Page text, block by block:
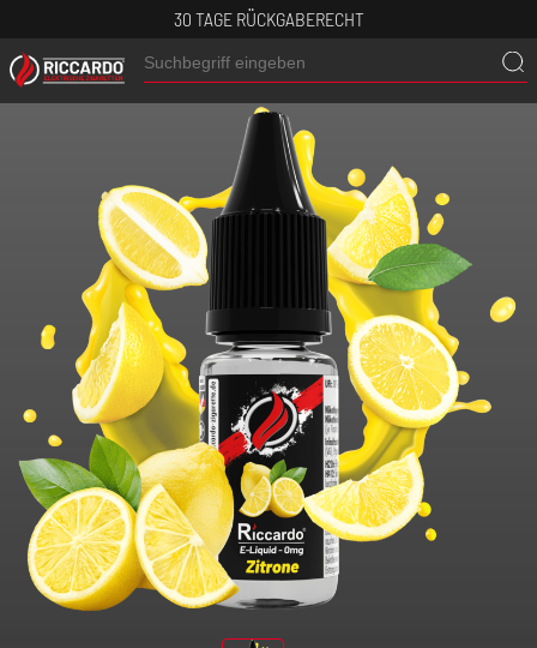
30 TAGE RÜCKGABERECHT